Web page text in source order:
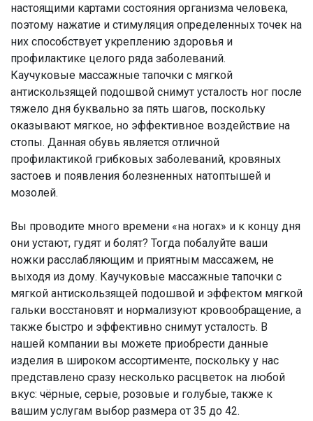
настоящими картами состояния организма человека,
поэтому нажатие и стимуляция определенных точек на
них способствует укреплению здоровья и
профилактике целого ряда заболеваний.
Каучуковые массажные тапочки с мягкой
антискользящей подошвой снимут усталость ног после
тяжело дня буквально за пять шагов, поскольку
оказывают мягкое, но эффективное воздействие на
стопы. Данная обувь является отличной
профилактикой грибковых заболеваний, кровяных
застоев и появления болезненных натоптышей и
мозолей.
Вы проводите много времени «на ногах» и к концу дня
они устают, гудят и болят? Тогда побалуйте ваши
ножки расслабляющим и приятным массажем, не
выходя из дому. Каучуковые массажные тапочки с
мягкой антискользящей подошвой и эффектом мягкой
гальки восстановят и нормализуют кровообращение, а
также быстро и эффективно снимут усталость. В
нашей компании вы можете приобрести данные
изделия в широком ассортименте, поскольку у нас
представлено сразу несколько расцветок на любой
вкус: чёрные, серые, розовые и голубые, также к
вашим услугам выбор размера от 35 до 42.